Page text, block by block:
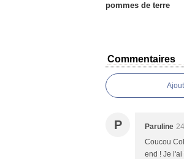
pommes de terre
Commentaires
P Paruline
Coucou
end ! Je